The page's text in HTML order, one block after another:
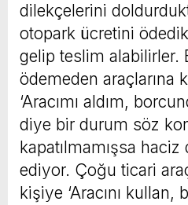
dilekçelerini
otopark ücretini
gelip teslim alabilirler.
ödemeden araçlarına
‘Aracımı aldım,
diye bir durum söz
kapatılmamışsa
ediyor. Çoğu ticari
kişiye ‘Aracını kullan,